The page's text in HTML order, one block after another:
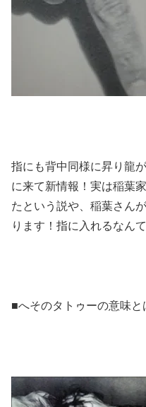
指にも背中同様に昇り龍
に来て新情報！実は稲葉
たという説や、稲葉さん
ります！指に入れるなん
■へそのタトゥーの意味と